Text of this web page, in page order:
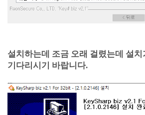
설치하는데 조금 오래 걸렸는데 설
기다리시기 바랍니다.